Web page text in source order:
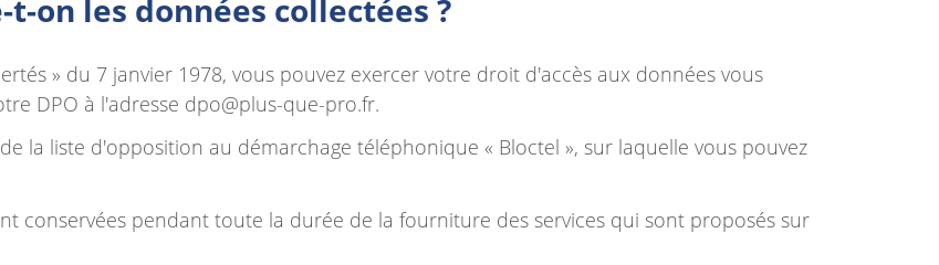
on les données collectées ?
» du 7 janvier 1978, vous pouvez exercer votre droit d'accès aux données vous
DPO à l'adresse dpo@plus-que-pro.fr.
la liste d'opposition au démarchage téléphonique « Bloctel », sur laquelle vous pouvez
conservées pendant toute la durée de la fourniture des services qui sont proposés sur